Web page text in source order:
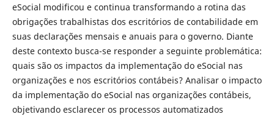
eSocial modificou e continua transformando a rotina das
obrigações trabalhistas dos escritórios de contabilidade em
suas declarações mensais e anuais para o governo. Diante
deste contexto busca-se responder a seguinte problemática:
quais são os impactos da implementação do eSocial nas
organizações e nos escritórios contábeis? Analisar o impacto
da implementação do eSocial nas organizações contábeis,
objetivando esclarecer os processos automatizados